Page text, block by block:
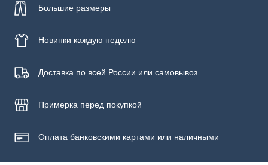
Большие размеры
Новинки каждую неделю
Доставка по всей России или самовывоз
Примерка перед покупкой
Оплата банковскими картами или наличными